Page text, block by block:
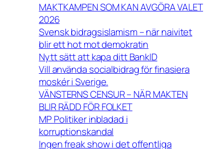
MAKTKAMPEN SOM KAN AVGÖRA VALET
2026
Svensk bidragsislamism – när naivitet
blir ett hot mot demokratin
Nytt sätt att kapa ditt BankID
Vill använda socialbidrag för finasiera
moskér i Sverige.
VÄNSTERNS CENSUR – NÄR MAKTEN
BLIR RÄDD FÖR FOLKET
MP Politiker inbladad i
korruptionskandal
Ingen freak show i det offentliga